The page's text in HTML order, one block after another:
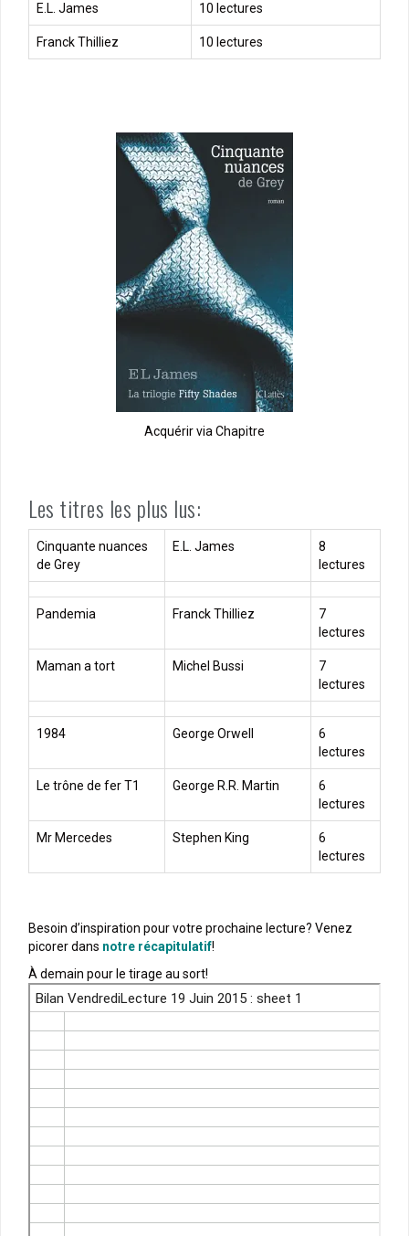
E.L. James 10 lectures
Franck Thilliez 10 lectures
Acquérir via Chapitre
Les titres les plus lus:
Cinquante nuances
de Grey
E.L. James
8
lectures
Pandemia Franck Thilliez
7
lectures
Maman a tort Michel Bussi
7
lectures
1984 George Orwell
6
lectures
Le trône de fer T1 George R.R. Martin
6
lectures
Mr Mercedes Stephen King
6
lectures
Besoin d’inspiration pour votre prochaine lecture? Venez
picorer dans notre récapitulatif!
À demain pour le tirage au sort!